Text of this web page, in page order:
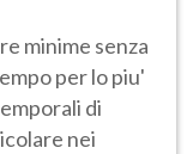
minime senza
per lo piu'
di
nei